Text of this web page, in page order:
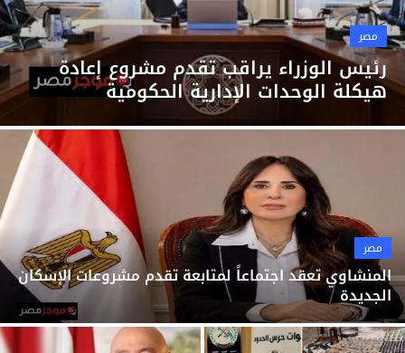
الرياضة
اقتصاد
تكنولوجيا
التعليم
منوعات
مصر
رئيس الوزراء يراقب تقدم مشروع إعادة
هيكلة الوحدات الإدارية الحكومية
مصر
المنشاوي تعقد اجتماعاً لمتابعة تقدم مشروعات الإسكان
الجديدة